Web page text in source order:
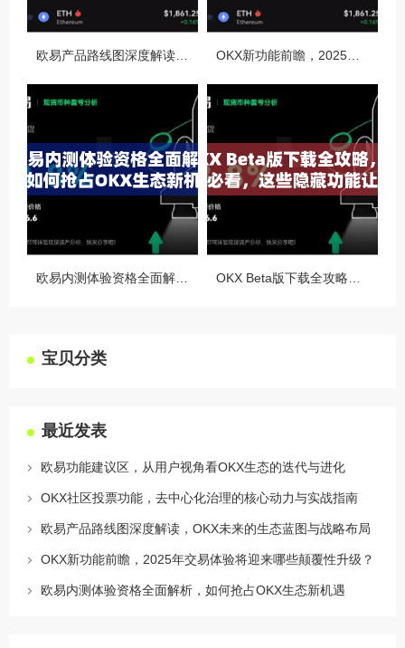
宝贝分类
最近发表
欧易功能建议区，从用户视角看OKX生态的迭代与进化
OKX社区投票功能，去中心化治理的核心动力与实战指南
欧易产品路线图深度解读，OKX未来的生态蓝图与战略布局
OKX新功能前瞻，2025年交易体验将迎来哪些颠覆性升级？
欧易内测体验资格全面解析，如何抢占OKX生态新机遇